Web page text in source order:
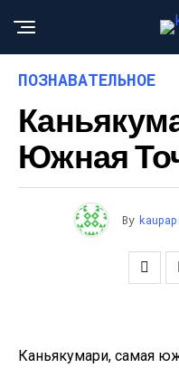
ПОЗНАВАТЕЛЬНОЕ
Южная
By
Каньякумари, самая